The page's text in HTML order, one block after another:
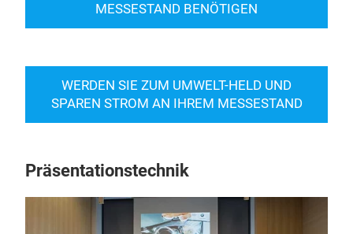
MESSESTAND BENÖTIGEN
WERDEN SIE ZUM UMWELT-HELD UND
SPAREN STROM AN IHREM MESSESTAND
Präsentationstechnik